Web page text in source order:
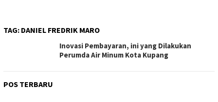
TAG: DANIEL FREDRIK MARO
Inovasi Pembayaran, ini yang Dilakukan
Perumda Air Minum Kota Kupang
POS TERBARU